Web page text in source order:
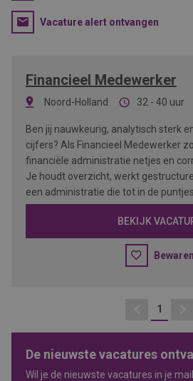
Vacature alert ontvangen
Financieel Medewerker
Noord-Holland 32 - 40 uur
Ben jij nauwkeurig, analytisch sterk
cijfers? Als Financieel Medewerker
financiële administratie netjes en
Je houdt overzicht, werkt
een administratie die tot in de
BEKIJK
Bewaren
Vorige
1
De nieuwste vacatures
Wil je de nieuwste vacatures in je